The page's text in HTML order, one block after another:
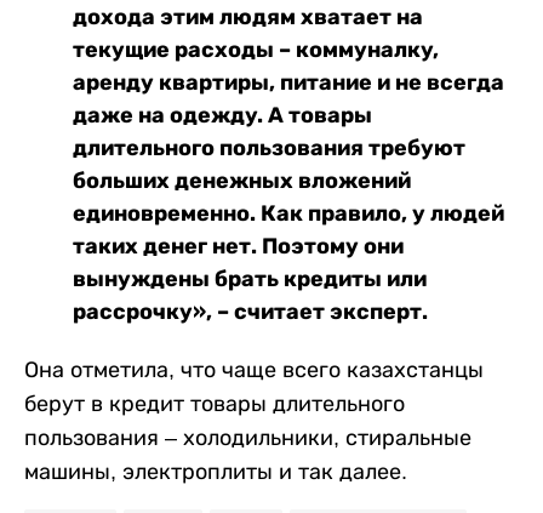
дохода этим людям хватает на
текущие расходы – коммуналку,
аренду квартиры, питание и не всегда
даже на одежду. А товары
длительного пользования требуют
больших денежных вложений
единовременно. Как правило, у людей
таких денег нет. Поэтому они
вынуждены брать кредиты или
рассрочку», – считает эксперт.
Она отметила, что чаще всего казахстанцы
берут в кредит товары длительного
пользования – холодильники, стиральные
машины, электроплиты и так далее.